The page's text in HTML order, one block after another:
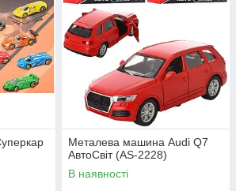
Металева машина Audi Q7
АвтоСвіт (AS-2228)
В наявності